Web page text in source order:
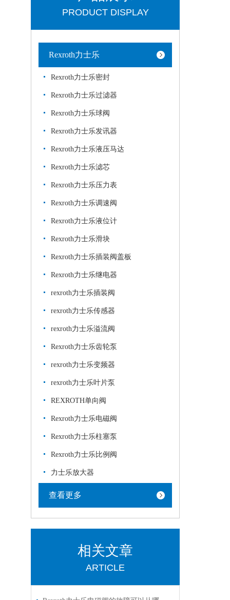
PRODUCT DISPLAY
Rexroth力士乐
Rexroth力士乐密封
Rexroth力士乐过滤器
Rexroth力士乐球阀
Rexroth力士乐发讯器
Rexroth力士乐液压马达
Rexroth力士乐滤芯
Rexroth力士乐压力表
Rexroth力士乐调速阀
Rexroth力士乐液位计
Rexroth力士乐滑块
Rexroth力士乐插装阀盖板
Rexroth力士乐继电器
rexroth力士乐插装阀
rexroth力士乐传感器
rexroth力士乐溢流阀
Rexroth力士乐齿轮泵
rexroth力士乐变频器
rexroth力士乐叶片泵
REXROTH单向阀
Rexroth力士乐电磁阀
Rexroth力士乐柱塞泵
Rexroth力士乐比例阀
力士乐放大器
查看更多
相关文章
ARTICLE